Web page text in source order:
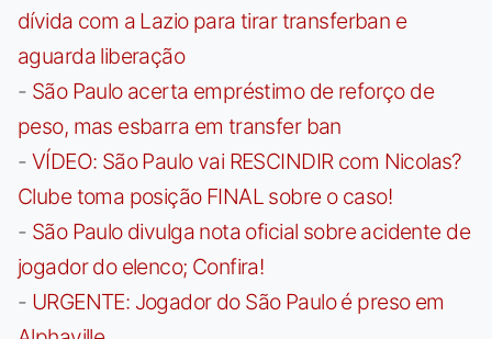
dívida com a Lazio para tirar transferban e
aguarda liberação
- São Paulo acerta empréstimo de reforço de
peso, mas esbarra em transfer ban
- VÍDEO: São Paulo vai RESCINDIR com Nicolas?
Clube toma posição FINAL sobre o caso!
- São Paulo divulga nota oficial sobre acidente de
jogador do elenco; Confira!
- URGENTE: Jogador do São Paulo é preso em